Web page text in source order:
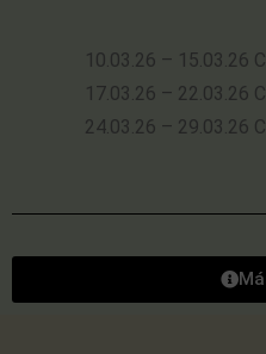
10.03.26 – 15.03.26
17.03.26 – 22.03.26
24.03.26 – 29.03.26